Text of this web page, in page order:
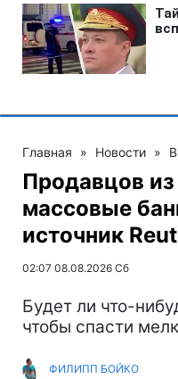
Главная » Новости »
Продавцов
массовые
источник
02:07 08.08.2026 Сб
Будет ли что-
чтобы спасти
ФИЛИПП БОЙКО